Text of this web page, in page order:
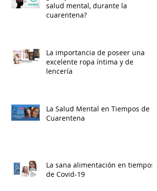
salud mental, durante la
cuarentena?
La importancia de poseer una
excelente ropa íntima y de
lencería
La Salud Mental en Tiempos de
Cuarentena
La sana alimentación en tiempos
de Covid-19